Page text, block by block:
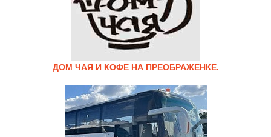
ДОМ ЧАЯ И КОФЕ НА ПРЕОБРАЖЕНКЕ.